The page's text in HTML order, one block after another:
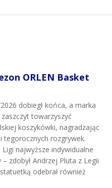
ORLEN Basket
dobiegł końca, a marka
towarzyszyć
koszykówki, nagradzając
tegorocznych rozgrywek.
najwyższe indywidualne
zdobył Andrzej Pluta z Legii
odebrał również